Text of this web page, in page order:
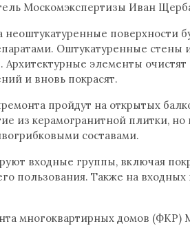
Москомэкспертизы Иван
неоштукатуренные поверхности
Оштукатуренные стены
элементы очистят
и вновь покрасят.
пройдут на открытых
из керамогранитной плитки, но
составами.
входные группы, включая
пользования. Также на входных
многоквартирных домов (ФКР)